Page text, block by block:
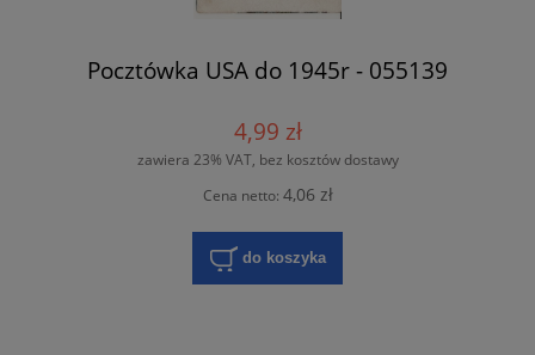
Pocztówka USA do 1945r - 055139
4,99 zł
zawiera 23% VAT, bez kosztów dostawy
Cena netto: 4,06 zł
do koszyka